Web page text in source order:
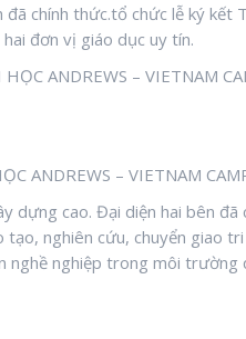
chính thức.tổ chức lễ ký kết
đơn vị giáo dục uy tín.
ANDREWS – VIETNAM
dựng cao. Đại diện hai bên
nghiên cứu, chuyển giao
nghề nghiệp trong môi trường